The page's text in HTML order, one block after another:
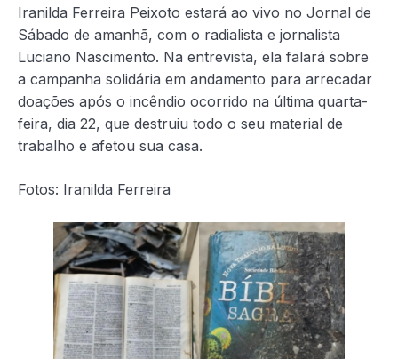
Iranilda Ferreira Peixoto estará ao vivo no Jornal de
Sábado de amanhã, com o radialista e jornalista
Luciano Nascimento. Na entrevista, ela falará sobre
a campanha solidária em andamento para arrecadar
doações após o incêndio ocorrido na última quarta-
feira, dia 22, que destruiu todo o seu material de
trabalho e afetou sua casa.
Fotos: Iranilda Ferreira